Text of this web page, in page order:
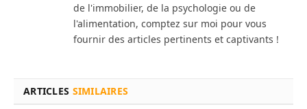
de l'immobilier, de la psychologie ou de
l'alimentation, comptez sur moi pour vous
fournir des articles pertinents et captivants !
ARTICLES SIMILAIRES